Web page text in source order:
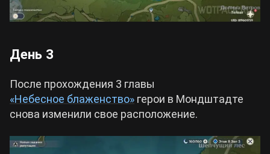
День 3
После прохождения 3 главы
«Небесное блаженство» герои в Мондштадте
снова изменили свое расположение.